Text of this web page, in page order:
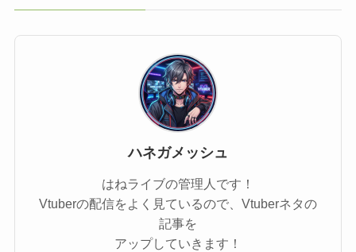
ハネガメッシュ
はねライブの管理人です！
Vtuberの配信をよく見ているので、Vtuberネタの
記事を
アップしていきます！